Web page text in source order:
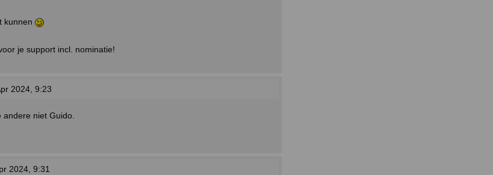
kunnen
je support incl. nominatie!
2024, 9:23
andere niet Guido.
2024, 9:31